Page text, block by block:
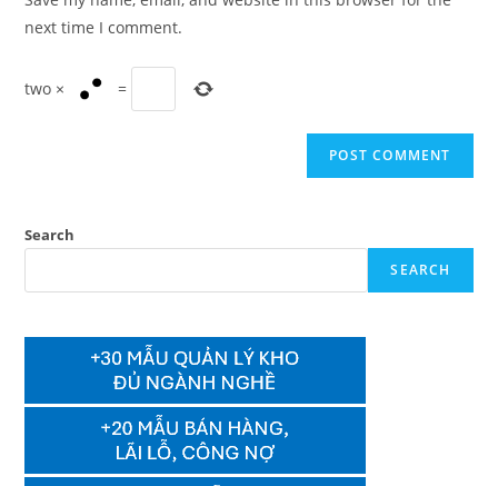
(optional)
next time I comment.
two × =
Search
SEARCH